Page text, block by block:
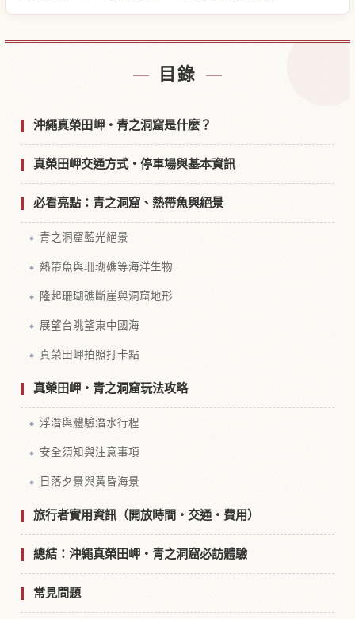
目錄
沖繩真榮田岬・青之洞窟是什麼？
真榮田岬交通方式・停車場與基本資訊
必看亮點：青之洞窟、熱帶魚與絕景
青之洞窟藍光絕景
熱帶魚與珊瑚礁等海洋生物
隆起珊瑚礁斷崖與洞窟地形
展望台眺望東中國海
真榮田岬拍照打卡點
真榮田岬・青之洞窟玩法攻略
浮潛與體驗潛水行程
安全須知與注意事項
日落夕景與黃昏海景
旅行者實用資訊（開放時間・交通・費用）
總結：沖繩真榮田岬・青之洞窟必訪體驗
常見問題